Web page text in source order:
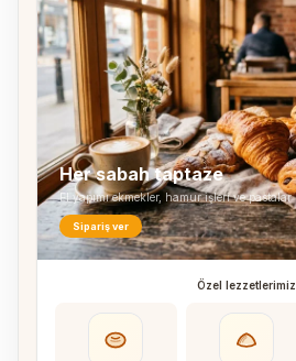
Her sabah taptaze
El yapımı ekmekler, hamur işleri ve pastalar
Sipariş ver
Özel lezzetlerimiz